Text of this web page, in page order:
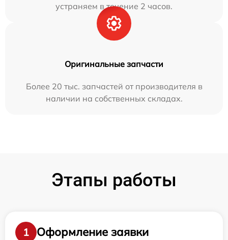
устраняем в течение 2 часов.
Оригинальные запчасти
Более 20 тыс. запчастей от производителя в
наличии на собственных складах.
Этапы работы
1
Оформление заявки